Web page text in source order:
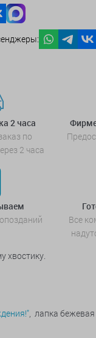
2 часа
по
2 часа
Все
хвостику.
, лапка